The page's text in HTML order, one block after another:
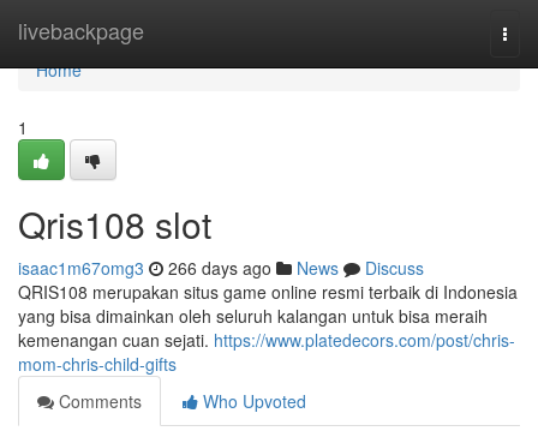
livebackpage
Home
Home
1
Qris108 slot
isaac1m67omg3 266 days ago News
Discuss
QRIS108 merupakan situs game online resmi terbaik di Indonesia
yang bisa dimainkan oleh seluruh kalangan untuk bisa meraih
kemenangan cuan sejati. https://www.platedecors.com/post/chris-
mom-chris-child-gifts
Comments
Who Upvoted